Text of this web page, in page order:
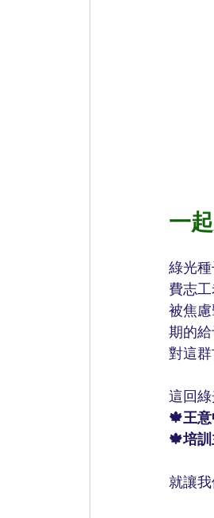
一
綠光
費志
被焦
期的
對這群
這回
🍁王
🍁培
就讓